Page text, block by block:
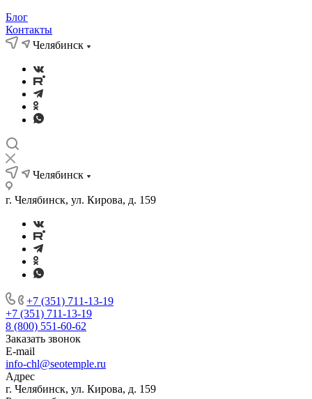
Блог
Контакты
Челябинск
Челябинск
г. Челябинск, ул. Кирова, д. 159
+7 (351) 711-13-19
+7 (351) 711-13-19
8 (800) 551-60-62
Заказать звонок
E-mail
info-chl@seotemple.ru
Адрес
г. Челябинск, ул. Кирова, д. 159